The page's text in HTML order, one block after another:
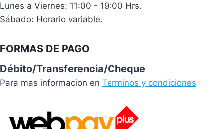
Lunes a Viernes: 11:00 - 19:00 Hrs.
Sábado: Horario variable.
FORMAS DE PAGO
Débito/Transferencia/Cheque
Para mas informacion en Terminos y condiciones